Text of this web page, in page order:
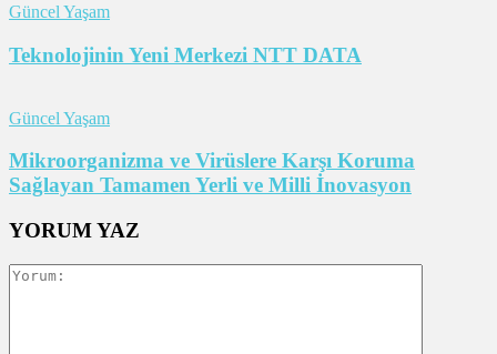
Güncel Yaşam
Teknolojinin Yeni Merkezi NTT DATA
Güncel Yaşam
Mikroorganizma ve Virüslere Karşı Koruma
Sağlayan Tamamen Yerli ve Milli İnovasyon
YORUM YAZ